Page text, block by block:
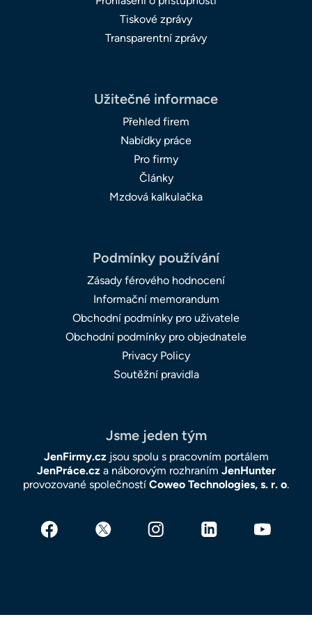
Tiskové zprávy
Transparentní zprávy
Užitečné informace
Přehled firem
Nabídky práce
Pro firmy
Články
Mzdová kalkulačka
Podmínky používání
Zásady férového hodnocení
Informační memorandum
Obchodní podmínky pro uživatele
Obchodní podmínky pro objednatele
Privacy Policy
Soutěžní pravidla
Jsme jeden tým
JenFirmy.czjsou spolu s pracovním portálem
JenPráce.cza náborovým rozhraním JenHunter
provozované společností Coweo Technologies, s. r. o.